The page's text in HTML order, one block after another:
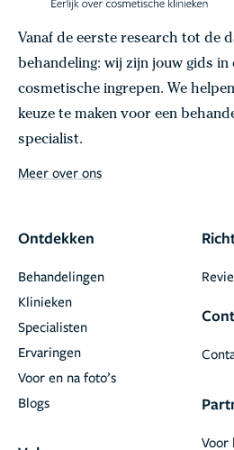
Vanaf de eerste research tot de
behandeling: wij zijn jouw gids in
cosmetische ingrepen. We
keuze te maken voor een
specialist.
Meer over ons
Ontdekken
Behandelingen
Klinieken
Specialisten
Ervaringen
Voor en na foto’s
Blogs
Voor